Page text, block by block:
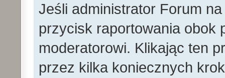
Jeśli administrator Forum
przycisk raportowania obok
moderatorowi. Klikając ten
przez kilka koniecznych